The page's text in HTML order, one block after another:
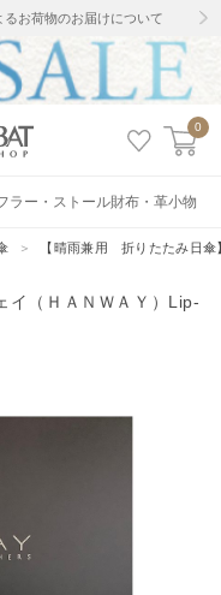
お荷物のお届けについて
0
ラー・ストール財布・革小物
＞ 【晴雨兼用 折りたたみ日
イ（ＨＡＮＷＡＹ）Lip-